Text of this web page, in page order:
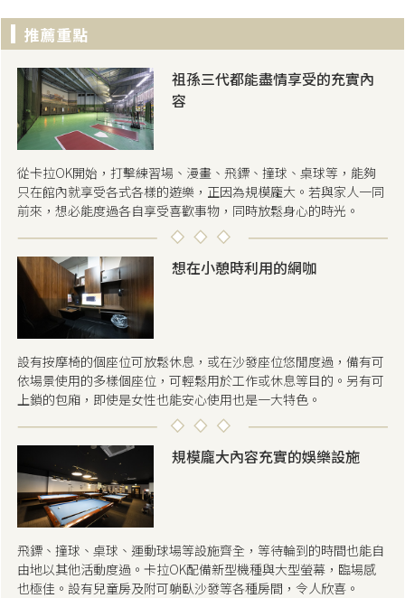
祖孫三代都能盡情享受的充實內
容
從卡拉OK開始，打擊練習場、漫畫、飛鏢、撞球、桌球等，能夠
只在館內就享受各式各樣的遊樂，正因為規模龐大。若與家人一同
前來，想必能度過各自享受喜歡事物，同時放鬆身心的時光。
想在小憩時利用的網咖
設有按摩椅的個座位可放鬆休息，或在沙發座位悠閒度過，備有可
依場景使用的多樣個座位，可輕鬆用於工作或休息等目的。另有可
上鎖的包廂，即使是女性也能安心使用也是一大特色。
規模龐大內容充實的娛樂設施
飛鏢、撞球、桌球、運動球場等設施齊全，等待輪到的時間也能自
由地以其他活動度過。卡拉OK配備新型機種與大型螢幕，臨場感
也極佳。設有兒童房及附可躺臥沙發等各種房間，令人欣喜。